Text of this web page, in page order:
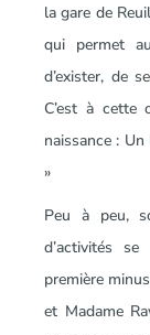
la gare de
qui permet
d’exister, de
C’est à cette
naissance :
»
Peu à peu,
d’activités
première
et Madame